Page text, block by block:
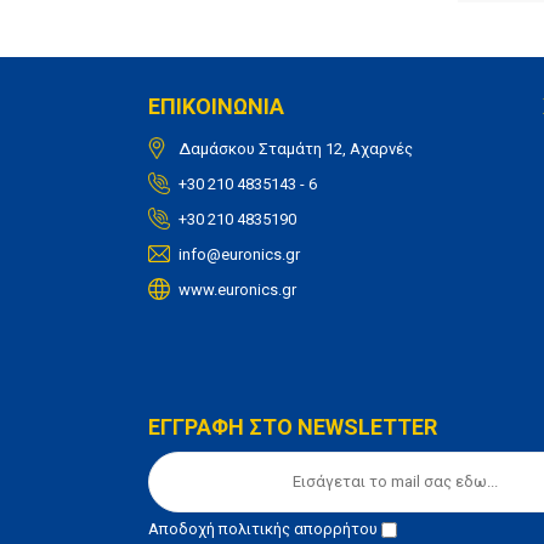
ΕΠΙΚΟΙΝΩΝΙΑ
Δαμάσκου Σταμάτη 12, Αχαρνές
+30 210 4835143 - 6
+30 210 4835190
info@euronics.gr
www.euronics.gr
ΕΓΓΡΑΦΗ ΣΤΟ NEWSLETTER
Αποδοχήπολιτικής απορρήτου